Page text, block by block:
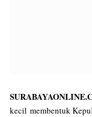
kecil membentuk